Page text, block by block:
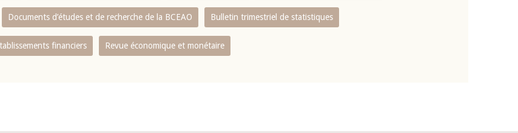
Documents d’études et de recherche de la BCEAO Bulletin trimestriel de statistiques
financiers Revue économique et monétaire